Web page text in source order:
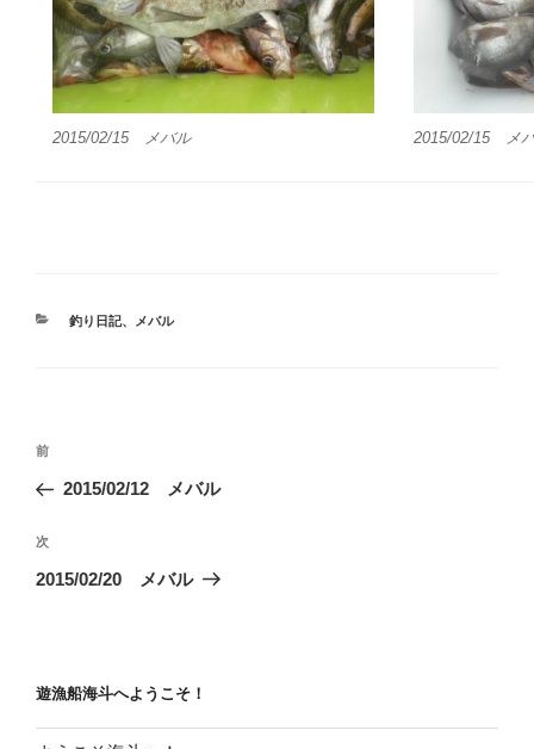
2015/02/15 メバル 2015/02/15 メ
カ
釣り日記、 メバル
投
ビ
ゲ
ン
前
の
稿
前
2015/02/12 メバル
次
の
次
2015/02/20 メバル
遊漁船海斗へようこそ！